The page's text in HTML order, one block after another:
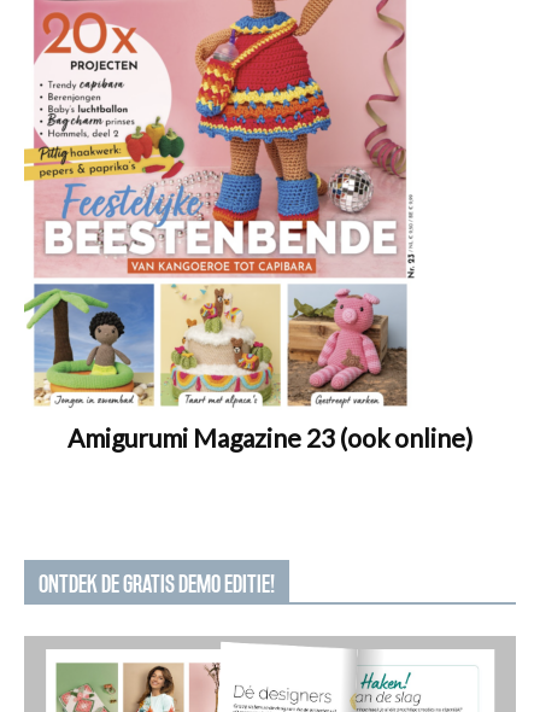
Amigurumi Magazine 23 (ook online)
ONTDEK DE GRATIS DEMO EDITIE!